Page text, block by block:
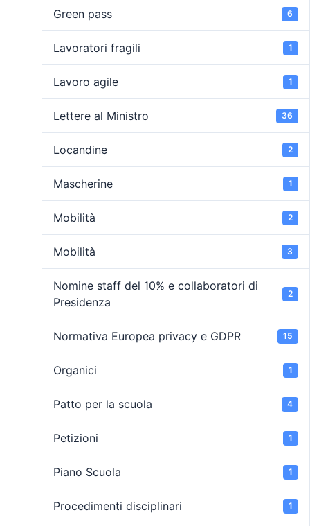
Green pass 6
Lavoratori fragili 1
Lavoro agile 1
Lettere al Ministro 36
Locandine 2
Mascherine 1
Mobilità 2
Mobilità 3
Nomine staff del 10% e collaboratori di
Presidenza
2
Normativa Europea privacy e GDPR 15
Organici 1
Patto per la scuola 4
Petizioni 1
Piano Scuola 1
Procedimenti disciplinari 1